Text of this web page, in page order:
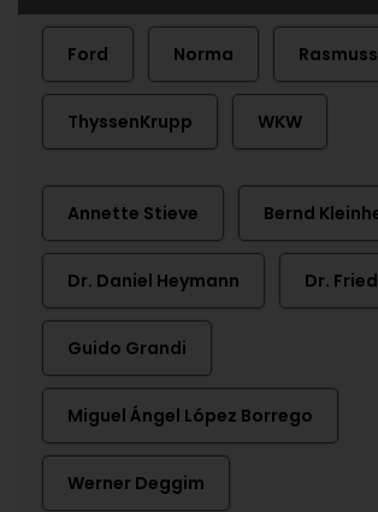
Ford Norma
ThyssenKrupp WKW
Annette Stieve Bernd
Dr. Daniel Heymann Dr.
Guido Grandi
Miguel Ángel López Borrego
Werner Deggim